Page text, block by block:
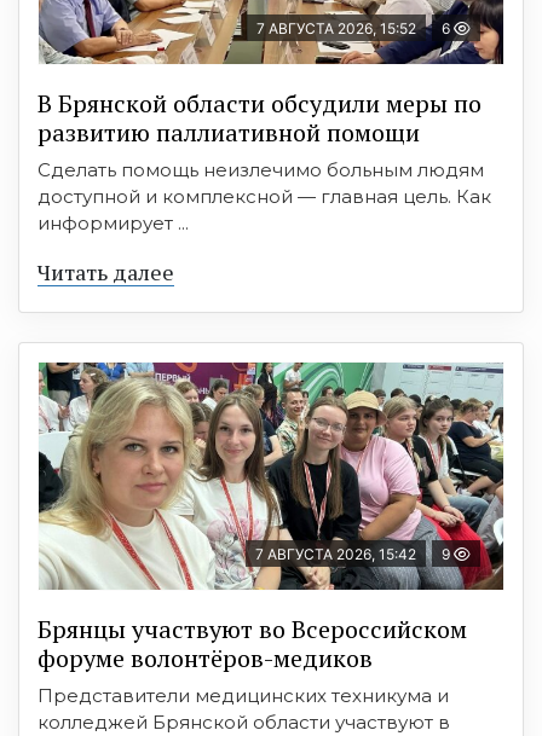
7 АВГУСТА 2026, 15:52 6
В Брянской области обсудили меры по
развитию паллиативной помощи
Сделать помощь неизлечимо больным людям
доступной и комплексной — главная цель. Как
информирует ...
Читать далее
7 АВГУСТА 2026, 15:42 9
Брянцы участвуют во Всероссийском
форуме волонтёров-медиков
Представители медицинских техникума и
колледжей Брянской области участвуют в